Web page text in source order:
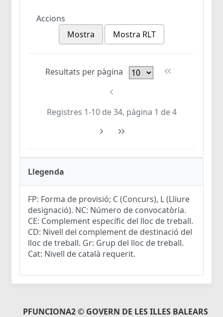
Accions
Mostra
Mostra RLT
Resultats per pàgina
Registres 1-10 de 34, pàgina 1 de 4
Llegenda
FP: Forma de provisió; C (Concurs), L (Lliure
designació). NC: Número de convocatòria.
CE: Complement específic del lloc de treball.
CD: Nivell del complement de destinació del
lloc de treball. Gr: Grup del lloc de treball.
Cat: Nivell de català requerit.
PFUNCIONA2 © GOVERN DE LES ILLES BALEARS